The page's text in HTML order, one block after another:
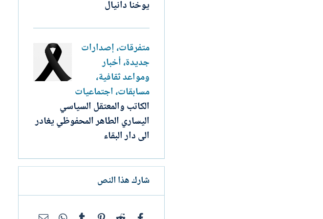
يوخنا دانيال
متفرقات، إصدارات
جديدة، أخبار
ومواعد ثقافية،
مسابقات، اجتماعيات
الكاتب والمعتقل السياسي
اليساري الطاهر المحفوظي يغادر
الى دار البقاء
شارك هذا النص